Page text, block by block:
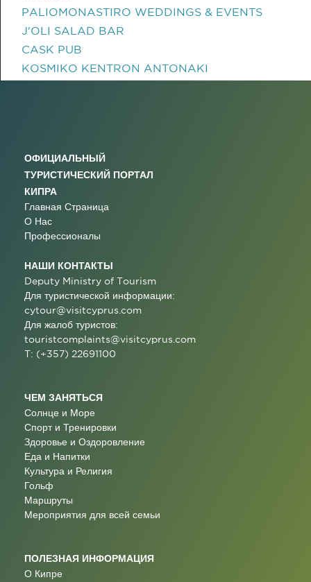
PALIOMONASTIRO WEDDINGS & EVENTS
J'OLI SALAD BAR
CASK PUB
KOSMIKO KENTRON ANTONAKI
ОФИЦИАЛЬНЫЙ
ТУРИСТИЧЕСКИЙ ПОРТАЛ
КИПРА
Главная Страница
О Нас
Профессионалы
НАШИ КОНТАКТЫ
Deputy Ministry of Tourism
Для туристической информации:
cytour@visitcyprus.com
Для жалоб туристов:
touristcomplaints@visitcyprus.com
T: (+357) 22691100
ЧЕМ ЗАНЯТЬСЯ
Солнце и Море
Спорт и Тренировки
Здоровье и Оздоровление
Еда и Напитки
Культура и Религия
Гольф
Маршруты
Мероприятия для всей семьи
ПОЛЕЗНАЯ ИНФОРМАЦИЯ
О Кипре